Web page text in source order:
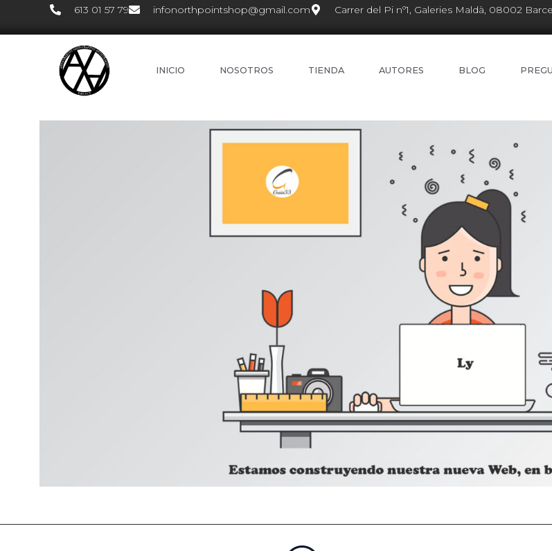
613 01 57 79 infonorthpointshop@gmail.com Carrer del Pi nº1, Galeries Maldà, 08002
INICIO NOSOTROS TIENDA AUTORES BLOG